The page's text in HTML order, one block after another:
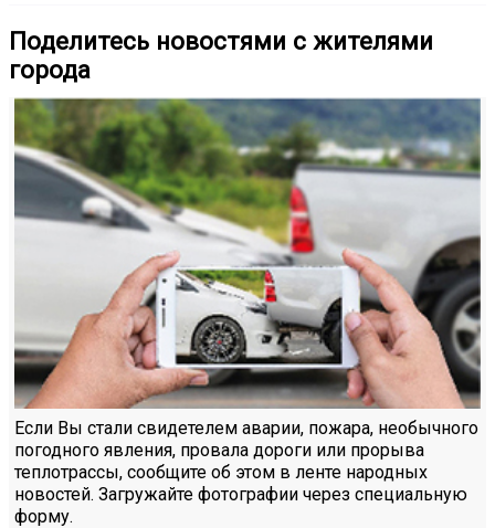
Поделитесь новостями с жителями
города
Если Вы стали свидетелем аварии, пожара, необычного
погодного явления, провала дороги или прорыва
теплотрассы, сообщите об этом в ленте народных
новостей. Загружайте фотографии через специальную
форму.